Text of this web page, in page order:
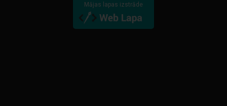
Mājas lapas izstrāde